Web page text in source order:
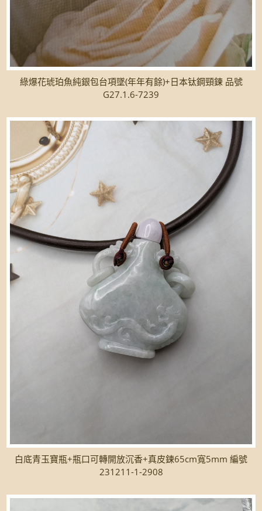
綠爆花琥珀魚純銀包台項墜(年年有餘)+日本钛鋼頸鍊 品號
G27.1.6-7239
白底青玉寶瓶+瓶口可轉開放沉香+真皮鍊65cm寬5mm 編號
231211-1-2908